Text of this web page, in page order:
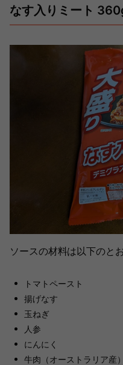
なす入りミート
ソースの材料は以下のと
トマトペースト
揚げなす
玉ねぎ
人参
にんにく
牛肉（オーストラリア産）